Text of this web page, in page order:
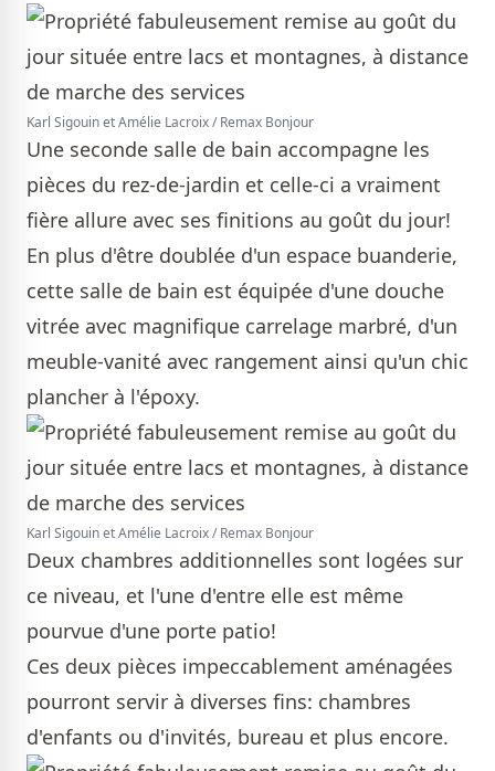
Karl Sigouin et Amélie Lacroix / Remax Bonjour
Une seconde salle de bain accompagne les
pièces du rez-de-jardin et celle-ci a vraiment
fière allure avec ses finitions au goût du jour!
En plus d'être doublée d'un espace buanderie,
cette salle de bain est équipée d'une douche
vitrée avec magnifique carrelage marbré, d'un
meuble-vanité avec rangement ainsi qu'un chic
plancher à l'époxy.
Karl Sigouin et Amélie Lacroix / Remax Bonjour
Deux chambres additionnelles sont logées sur
ce niveau, et l'une d'entre elle est même
pourvue d'une porte patio!
Ces deux pièces impeccablement aménagées
pourront servir à diverses fins: chambres
d'enfants ou d'invités, bureau et plus encore.